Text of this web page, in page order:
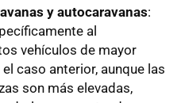
y autocaravanas:
al
vehículos de mayor
caso anterior, aunque las
son más elevadas,